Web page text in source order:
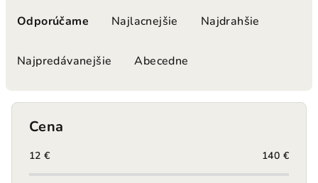
Odporúčame Najlacnejšie Najdrahšie
Najpredávanejšie Abecedne
Cena
12 € 140 €